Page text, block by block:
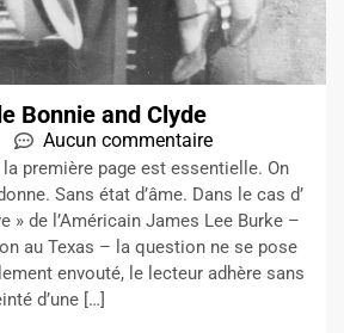
Bonnie and Clyde
Aucun commentaire
première page est essentielle. On
Sans état d’âme. Dans le cas d’
» de l’Américain James Lee Burke –
au Texas – la question ne se pose
envouté, le lecteur adhère sans
d’une […]